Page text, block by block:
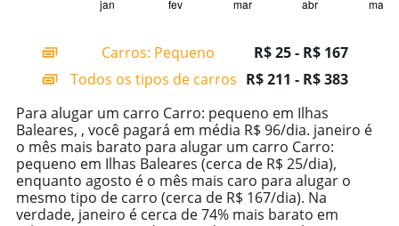
displaying
categories.
Range:
14
categories.
The
chart
has
1
Y
jan fev mar abr mai
Carros: Pequeno
R$ 25 - R$ 167
Todos os tipos de carros R$ 211 - R$ 383
Para alugar um carro Carro: pequeno em Ilhas
Baleares, , você pagará em média R$ 96/dia. janeiro é
o mês mais barato para alugar um carro Carro:
pequeno em Ilhas Baleares (cerca de R$ 25/dia),
enquanto agosto é o mês mais caro para alugar o
mesmo tipo de carro (cerca de R$ 167/dia). Na
verdade, janeiro é cerca de 74% mais barato em